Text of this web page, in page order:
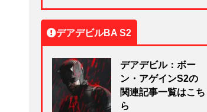
デアデビルBA S2
デアデビル：ボー
ン・アゲインS2の
関連記事一覧はこち
ら